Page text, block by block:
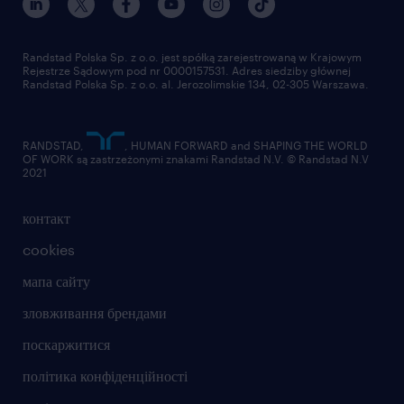
problemów,
chęć do pracy z klientami i budowania
długofalowych relacji,
umiejętności komunikacyjne.
Agencja zatrudnienia – nr wpisu 47
ta oferta pracy przeznaczona jest dla osób
powyżej 18 roku życia
контакт
cookies
мапа сайту
зловживання брендами
поскаржитися
політика конфіденційності
Randstad Polska Sp. z o.o. jest spółką zarejestrowaną w Krajowym
Rejestrze Sądowym pod nr 0000157531. Adres siedziby głównej
Randstad Polska Sp. z o.o. al. Jerozolimskie 134, 02-305 Warszawa.
RANDSTAD,
, HUMAN FORWARD and SHAPING THE WORLD
OF WORK są zastrzeżonymi znakami Randstad N.V. © Randstad N.V
2021